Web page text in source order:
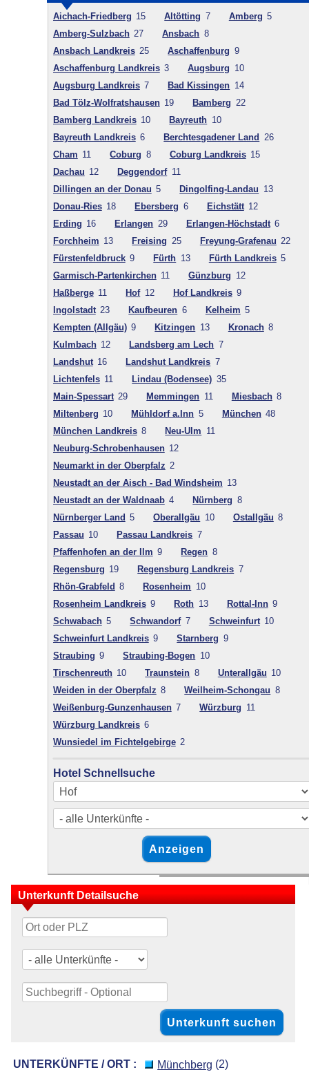
Aichach-Friedberg 15 Altötting 7 Amberg 5
Amberg-Sulzbach 27 Ansbach 8
Ansbach Landkreis 25 Aschaffenburg 9
Aschaffenburg Landkreis 3 Augsburg 10
Augsburg Landkreis 7 Bad Kissingen 14
Bad Tölz-Wolfratshausen 19 Bamberg 22
Bamberg Landkreis 10 Bayreuth 10
Bayreuth Landkreis 6 Berchtesgadener Land 26
Cham 11 Coburg 8 Coburg Landkreis 15
Dachau 12 Deggendorf 11
Dillingen an der Donau 5 Dingolfing-Landau 13
Donau-Ries 18 Ebersberg 6 Eichstätt 12
Erding 16 Erlangen 29 Erlangen-Höchstadt 6
Forchheim 13 Freising 25 Freyung-Grafenau 22
Fürstenfeldbruck 9 Fürth 13 Fürth Landkreis 5
Garmisch-Partenkirchen 11 Günzburg 12
Haßberge 11 Hof 12 Hof Landkreis 9
Ingolstadt 23 Kaufbeuren 6 Kelheim 5
Kempten (Allgäu) 9 Kitzingen 13 Kronach 8
Kulmbach 12 Landsberg am Lech 7
Landshut 16 Landshut Landkreis 7
Lichtenfels 11 Lindau (Bodensee) 35
Main-Spessart 29 Memmingen 11 Miesbach 8
Miltenberg 10 Mühldorf a.Inn 5 München 48
München Landkreis 8 Neu-Ulm 11
Neuburg-Schrobenhausen 12
Neumarkt in der Oberpfalz 2
Neustadt an der Aisch - Bad Windsheim 13
Neustadt an der Waldnaab 4 Nürnberg 8
Nürnberger Land 5 Oberallgäu 10 Ostallgäu 8
Passau 10 Passau Landkreis 7
Pfaffenhofen an der Ilm 9 Regen 8
Regensburg 19 Regensburg Landkreis 7
Rhön-Grabfeld 8 Rosenheim 10
Rosenheim Landkreis 9 Roth 13 Rottal-Inn 9
Schwabach 5 Schwandorf 7 Schweinfurt 10
Schweinfurt Landkreis 9 Starnberg 9
Straubing 9 Straubing-Bogen 10
Tirschenreuth 10 Traunstein 8 Unterallgäu 10
Weiden in der Oberpfalz 8 Weilheim-Schongau 8
Weißenburg-Gunzenhausen 7 Würzburg 11
Würzburg Landkreis 6
Wunsiedel im Fichtelgebirge 2
Hotel Schnellsuche
Unterkunft Detailsuche
UNTERKÜNFTE / ORT : Münchberg (2)